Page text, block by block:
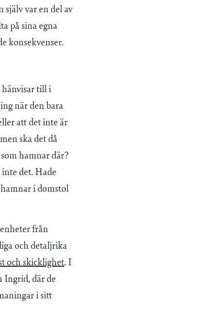
själv var en del av
på sina egna
konsekvenser.
hänvisar till i
när den bara
att det inte är
ska det då
hamnar där?
inte det. Hade
i domstol
från
och detaljrika
och skicklighet. I
Ingrid, där de
i sitt